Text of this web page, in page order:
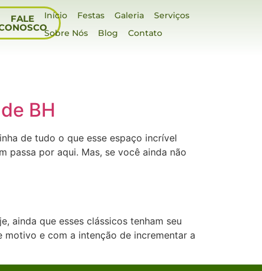
FALE Início Festas Galeria
Serviços
Sobre Nós
Blog Contato
BH
de tudo o que esse espaço incrível
passa por aqui. Mas, se você ainda não
ainda que esses clássicos tenham seu
motivo e com a intenção de incrementar a